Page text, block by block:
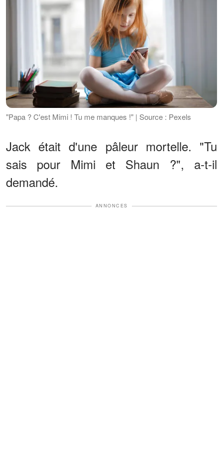
"Papa ? C'est Mimi ! Tu me manques !" | Source : Pexels
Jack était d'une pâleur mortelle. "Tu
sais pour Mimi et Shaun ?", a-t-il
demandé.
ANNONCES